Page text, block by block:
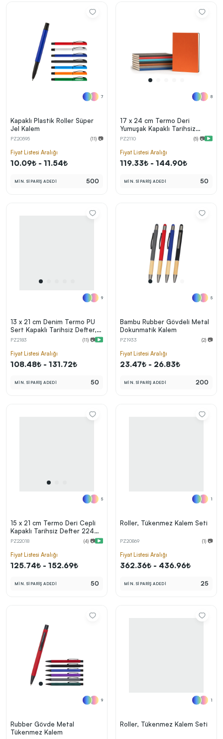
7
Kapaklı Plastik Roller Süper
Jel Kalem
PZ20595 (11) 📷
Fiyat Listesi Aralığı
10.09₺ - 11.54₺
MİN. SİPARİŞ ADEDİ 500
8
17 x 24 cm Termo Deri
Yumuşak Kapaklı Tarihsiz
Defter, 224 Sayfa, 80 gr Ivory
PZ2110 (5) 📷
Fiyat Listesi Aralığı
119.33₺ - 144.90₺
MİN. SİPARİŞ ADEDİ 50
9
13 x 21 cm Denim Termo PU
Sert Kapaklı Tarihsiz Defter,
224 Sayfa, 80 gr. Ivory Krem
Metal Tokalı
PZ2183 (11) 📷
Fiyat Listesi Aralığı
108.48₺ - 131.72₺
MİN. SİPARİŞ ADEDİ 50
5
Bambu Rubber Gövdeli Metal
Dokunmatik Kalem
PZ1933 (2) 📷
Fiyat Listesi Aralığı
23.47₺ - 26.83₺
MİN. SİPARİŞ ADEDİ 200
5
15 x 21 cm Termo Deri Cepli
Kapaklı Tarihsiz Defter 224
Sayfa 80 gr Ivory Krem Çizgili
PZ22018 (4) 📷
Fiyat Listesi Aralığı
125.74₺ - 152.69₺
MİN. SİPARİŞ ADEDİ 50
1
Roller, Tükenmez Kalem Seti
PZ20869 (1) 📷
Fiyat Listesi Aralığı
362.36₺ - 436.96₺
MİN. SİPARİŞ ADEDİ 25
9
Rubber Gövde Metal
Tükenmez Kalem
1
Roller, Tükenmez Kalem Seti